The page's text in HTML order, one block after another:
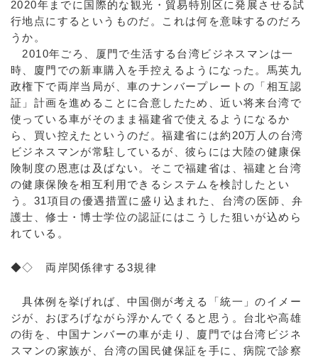
2020年までに国際的な観光・貿易特別区に発展させる試
行地点にするというものだ。これは何を意味するのだろ
うか。
2010年ごろ、厦門で生活する台湾ビジネスマンは一
時、廈門での新車購入を手控えるようになった。馬英九
政権下で両岸当局が、車のナンバープレートの「相互認
証」計画を進めることに合意したため、近い将来台湾で
使っている車がそのまま福建省で使えるようになるか
ら、買い控えたというのだ。福建省には約20万人の台湾
ビジネスマンが常駐しているが、彼らには大陸の健康保
険制度の恩恵は及ばない。そこで福建省は、福建と台湾
の健康保険を相互利用できるシステムを検討したとい
う。31項目の優遇措置に盛り込まれた、台湾の医師、弁
護士、修士・博士学位の認証にはこうした狙いが込めら
れている。
◆◇ 両岸関係律する3規律
具体例を挙げれば、中国側が考える「統一」のイメー
ジが、おぼろげながら浮かんでくると思う。台北や高雄
の街を、中国ナンバーの車が走り、廈門では台湾ビジネ
スマンの家族が、台湾の国民健保証を手に、病院で診察